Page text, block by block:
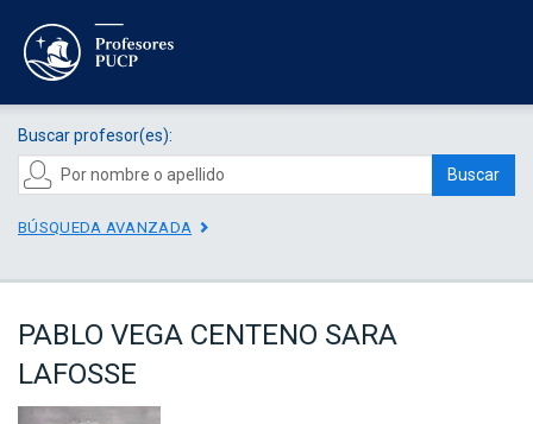
Buscar profesor(es):
Buscar
BÚSQUEDA AVANZADA
PABLO VEGA CENTENO SARA
LAFOSSE